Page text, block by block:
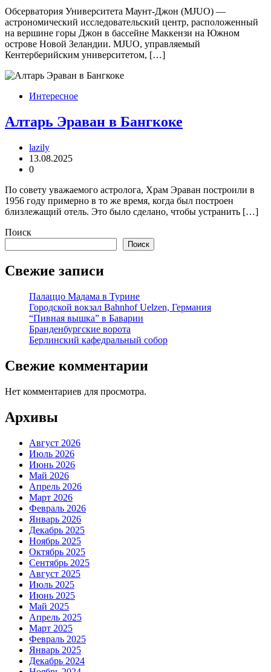
Обсерватория Университета Маунт-Джон (MJUO) —
астрономический исследовательский центр, расположенный
на вершине горы Джон в бассейне Маккензи на Южном
острове Новой Зеландии. MJUO, управляемый
Кентерберийским университетом, […]
Интересное
Алтарь Эраван в Бангкоке
lazily
13.08.2025
0
По совету уважаемого астролога, Храм Эраван построили в
1956 году примерно в то же время, когда был построен
близлежащий отель. Это было сделано, чтобы устранить […]
Поиск
Поиск
Свежие записи
Палаццо Мадама в Турине
Городской вокзал Bahnhof Uelzen, Германия
“Пивная вышка” в Баварии
Бранденбургские ворота
Берлинский кафедральный собор
Свежие комментарии
Нет комментариев для просмотра.
Архивы
Август 2026
Июль 2026
Июнь 2026
Май 2026
Апрель 2026
Март 2026
Февраль 2026
Январь 2026
Декабрь 2025
Ноябрь 2025
Октябрь 2025
Сентябрь 2025
Август 2025
Июль 2025
Июнь 2025
Май 2025
Апрель 2025
Март 2025
Февраль 2025
Январь 2025
Декабрь 2024